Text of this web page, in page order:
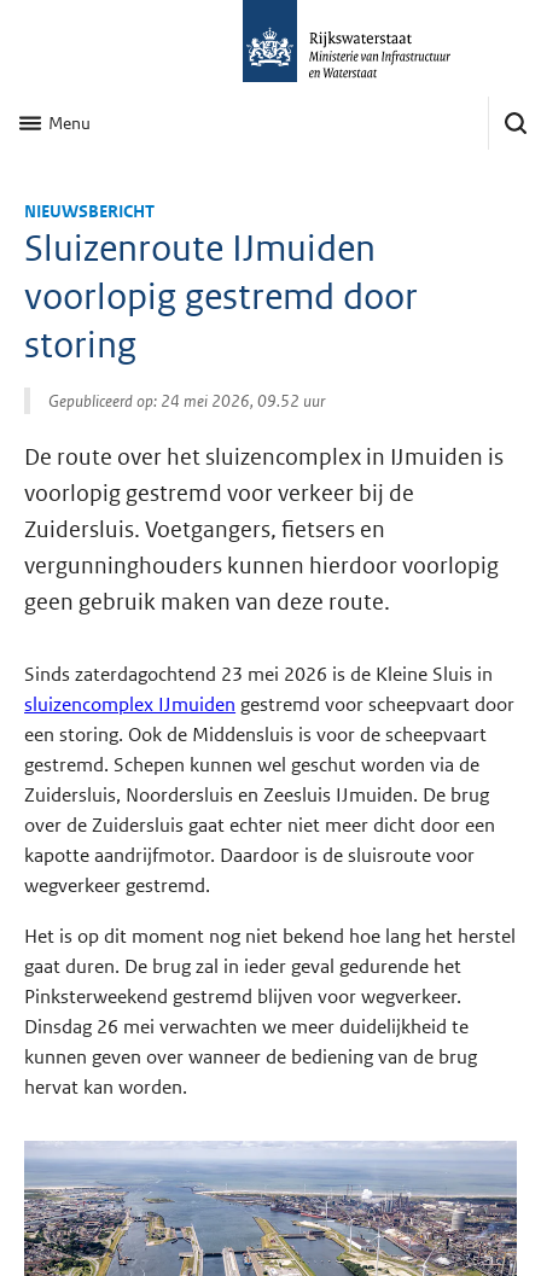
Menu
NIEUWSBERICHT
Sluizenroute IJmuiden
voorlopig gestremd door
storing
Gepubliceerd op: 24 mei 2026, 09.52 uur
De route over het sluizencomplex in IJmuiden is
voorlopig gestremd voor verkeer bij de
Zuidersluis. Voetgangers, fietsers en
vergunninghouders kunnen hierdoor voorlopig
geen gebruik maken van deze route.
Sinds zaterdagochtend 23 mei 2026 is de Kleine Sluis in
sluizencomplex IJmuiden gestremd voor scheepvaart door
een storing. Ook de Middensluis is voor de scheepvaart
gestremd. Schepen kunnen wel geschut worden via de
Zuidersluis, Noordersluis en Zeesluis IJmuiden. De brug
over de Zuidersluis gaat echter niet meer dicht door een
kapotte aandrijfmotor. Daardoor is de sluisroute voor
wegverkeer gestremd.
Het is op dit moment nog niet bekend hoe lang het herstel
gaat duren. De brug zal in ieder geval gedurende het
Pinksterweekend gestremd blijven voor wegverkeer.
Dinsdag 26 mei verwachten we meer duidelijkheid te
kunnen geven over wanneer de bediening van de brug
hervat kan worden.